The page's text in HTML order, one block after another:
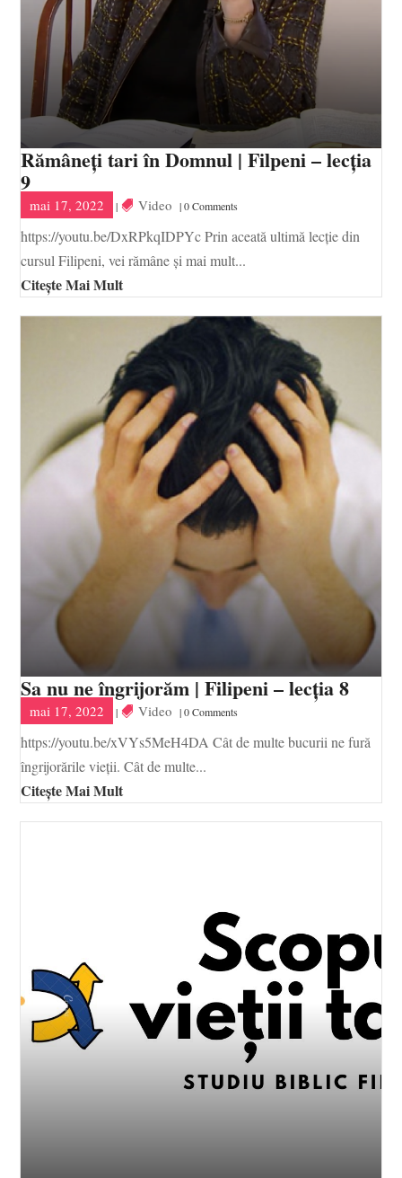
Rămâneți tari în Domnul | Filpeni – lecția
9
mai 17, 2022 | Video | 0 Comments
https://youtu.be/DxRPkqIDPYc Prin aceată ultimă lecție din
cursul Filipeni, vei rămâne și mai mult...
Citește Mai Mult
Sa nu ne îngrijorăm | Filipeni – lecția 8
mai 17, 2022 | Video | 0 Comments
https://youtu.be/xVYs5MeH4DA Cât de multe bucurii ne fură
îngrijorările vieții. Cât de multe...
Citește Mai Mult